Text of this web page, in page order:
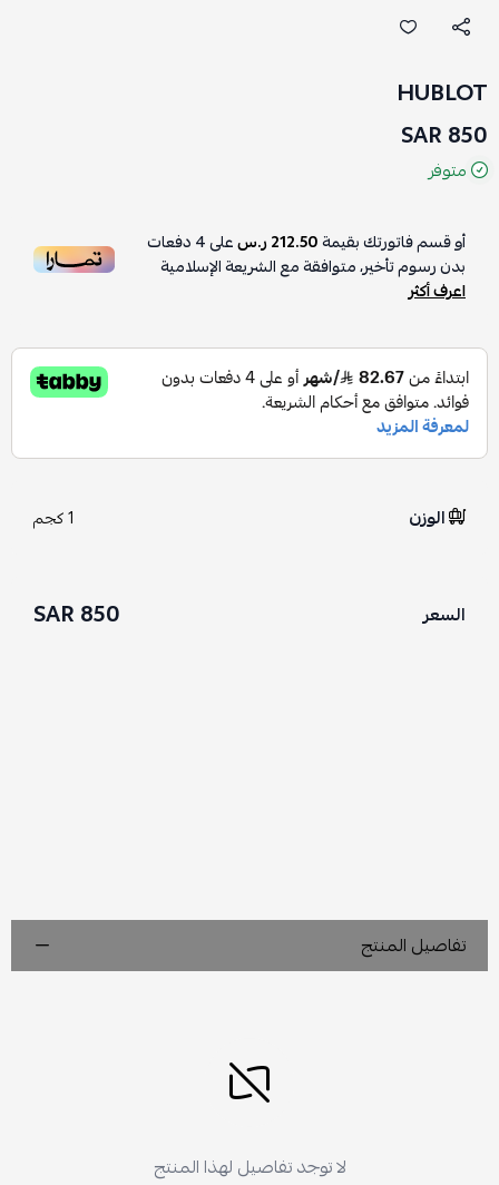
HUBLOT
850 SAR
متوفر
أو قسم فاتورتك بقيمة212.50 ر.س على4دفعات
بدون رسوم تأخير، متوافقة مع الشريعة الإسلامية
اعرف أكثر
الوزن 1 كجم
السعر 850 SAR
تفاصيل المنتج
لا توجد تفاصيل لهذا المنتج